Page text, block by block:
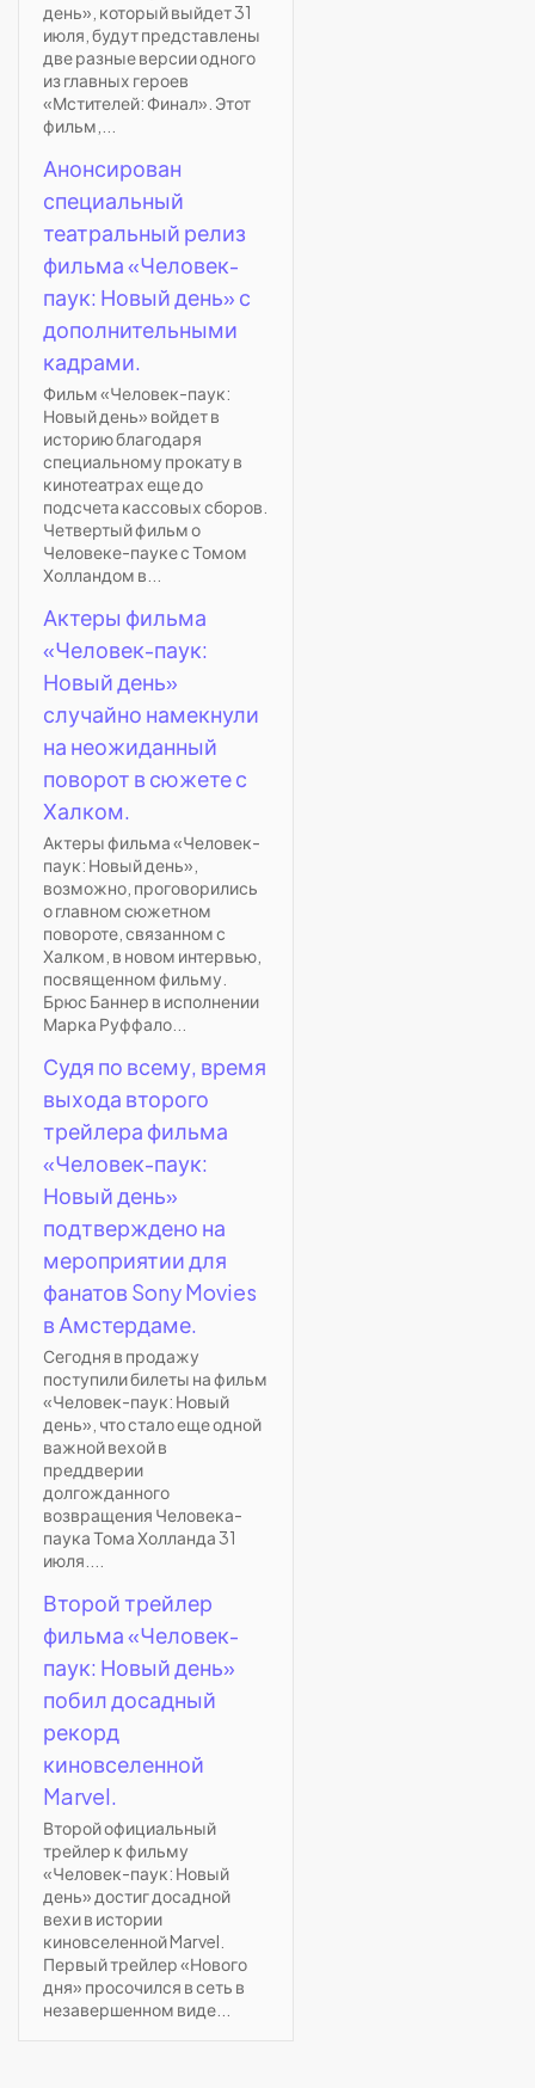
день», который выйдет 31
июля, будут представлены
две разные версии одного
из главных героев
«Мстителей: Финал». Этот
фильм,...
Анонсирован
специальный
театральный релиз
фильма «Человек-
паук: Новый день» с
дополнительными
кадрами.
Фильм «Человек-паук:
Новый день» войдет в
историю благодаря
специальному прокату в
кинотеатрах еще до
подсчета кассовых сборов.
Четвертый фильм о
Человеке-пауке с Томом
Холландом в...
Актеры фильма
«Человек-паук:
Новый день»
случайно намекнули
на неожиданный
поворот в сюжете с
Халком.
Актеры фильма «Человек-
паук: Новый день»,
возможно, проговорились
о главном сюжетном
повороте, связанном с
Халком, в новом интервью,
посвященном фильму.
Брюс Баннер в исполнении
Марка Руффало...
Судя по всему, время
выхода второго
трейлера фильма
«Человек-паук:
Новый день»
подтверждено на
мероприятии для
фанатов Sony Movies
в Амстердаме.
Сегодня в продажу
поступили билеты на фильм
«Человек-паук: Новый
день», что стало еще одной
важной вехой в
преддверии
долгожданного
возвращения Человека-
паука Тома Холланда 31
июля....
Второй трейлер
фильма «Человек-
паук: Новый день»
побил досадный
рекорд
киновселенной
Marvel.
Второй официальный
трейлер к фильму
«Человек-паук: Новый
день» достиг досадной
вехи в истории
киновселенной Marvel.
Первый трейлер «Нового
дня» просочился в сеть в
незавершенном виде...